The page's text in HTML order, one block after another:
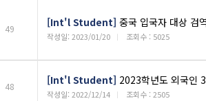
49 [Int'l Student] 중국 입국자 대상 검
작성일: 2023/01/20 ㅣ 조회수 : 5025
48 [Int'l Student] 2023학년도 외국인
작성일: 2022/12/14 ㅣ 조회수 : 2505